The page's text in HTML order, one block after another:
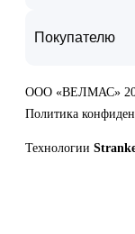
Покупателю
ООО «ВЕЛМАС»
Политика
Технологии